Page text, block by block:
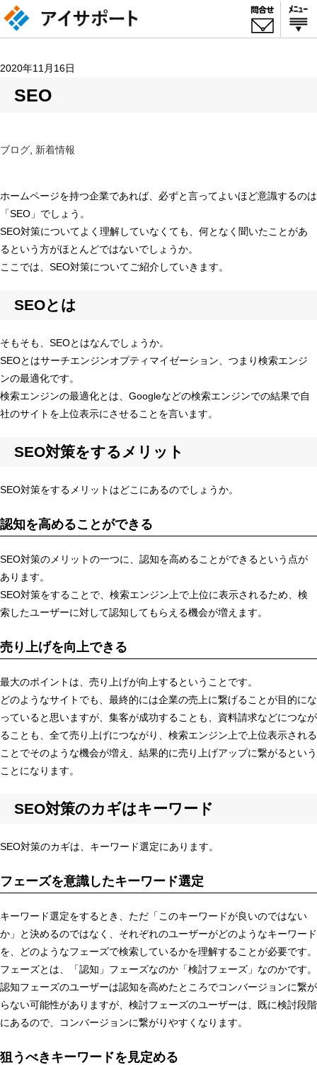
2020年11月16日
SEO
ブログ 新着情報
ホームページを持つ企業であれば、必ずと言ってよいほど意識するのは
「SEO」でしょう。
SEO対策についてよく理解していなくても、何となく聞いたことがあ
るという方がほとんどではないでしょうか。
ここでは、SEO対策についてご紹介していきます。
SEOとは
そもそも、SEOとはなんでしょうか。
SEOとはサーチエンジンオプティマイゼーション、つまり検索エンジ
ンの最適化です。
検索エンジンの最適化とは、Googleなどの検索エンジンでの結果で自
社のサイトを上位表示にさせることを言います。
SEO対策をするメリット
SEO対策をするメリットはどこにあるのでしょうか。
認知を高めることができる
SEO対策のメリットの一つに、認知を高めることができるという点が
あります。
SEO対策をすることで、検索エンジン上で上位に表示されるため、検
索したユーザーに対して認知してもらえる機会が増えます。
売り上げを向上できる
最大のポイントは、売り上げが向上するということです。
どのようなサイトでも、最終的には企業の売上に繋げることが目的にな
っていると思いますが、集客が成功することも、資料請求などにつなが
ることも、全て売り上げにつながり、検索エンジン上で上位表示される
ことでそのような機会が増え、結果的に売り上げアップに繋がるという
ことになります。
SEO対策のカギはキーワード
SEO対策のカギは、キーワード選定にあります。
フェーズを意識したキーワード選定
キーワード選定をするとき、ただ「このキーワードが良いのではない
か」と決めるのではなく、それぞれのユーザーがどのようなキーワード
を、どのようなフェーズで検索しているかを理解することが必要です。
フェーズとは、「認知」フェーズなのか「検討フェーズ」なのかです。
認知フェーズのユーザーは認知を高めたところでコンバージョンに繋が
らない可能性がありますが、検討フェーズのユーザーは、既に検討段階
にあるので、コンバージョンに繋がりやすくなります。
狙うべきキーワードを見定める